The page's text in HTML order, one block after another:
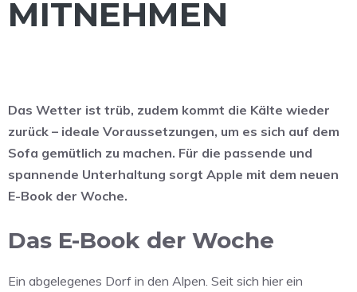
MITNEHMEN
Das Wetter ist trüb, zudem kommt die Kälte wieder
zurück – ideale Voraussetzungen, um es sich auf dem
Sofa gemütlich zu machen. Für die passende und
spannende Unterhaltung sorgt Apple mit dem neuen
E-Book der Woche.
Das E-Book der Woche
Ein abgelegenes Dorf in den Alpen. Seit sich hier ein